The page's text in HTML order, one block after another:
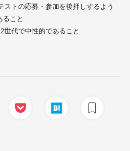
ストの応募・参加を後押しするよう
ること
世代で中性的であること